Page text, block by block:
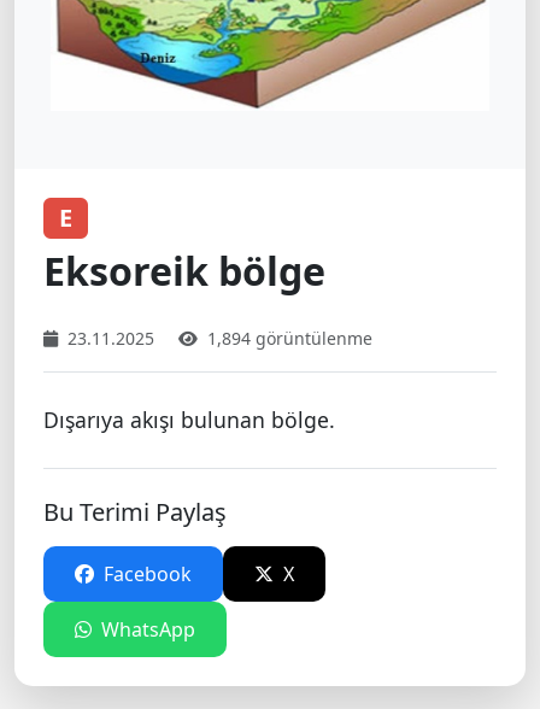
E
Eksoreik bölge
23.11.2025 1,894 görüntülenme
Dışarıya akışı bulunan bölge.
Bu Terimi Paylaş
Facebook X
WhatsApp